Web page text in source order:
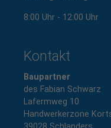
8:00 Uhr - 12:00 Uhr
Kontakt
Baupartner
des Fabian Schwarz
Lafermweg 10
Handwerkerzone